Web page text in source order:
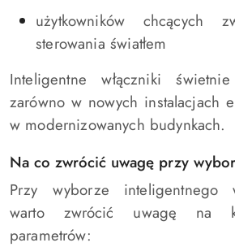
użytkowników chcących
sterowania światłem
Inteligentne włączniki
zarówno w nowych instalacjach
w modernizowanych budynkach.
Na co zwrócić uwagę przy
Przy wyborze inteligentnego
warto zwrócić uwagę na
parametrów: